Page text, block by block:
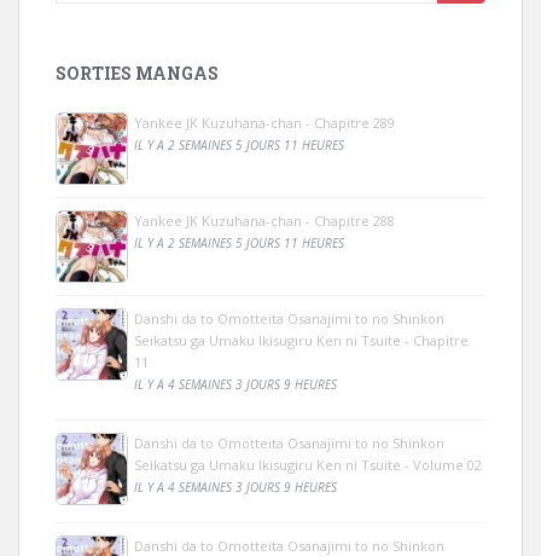
SORTIES MANGAS
Yankee JK Kuzuhana-chan - Chapitre 289
IL Y A 2 SEMAINES 5 JOURS 11 HEURES
Yankee JK Kuzuhana-chan - Chapitre 288
IL Y A 2 SEMAINES 5 JOURS 11 HEURES
Danshi da to Omotteita Osanajimi to no Shinkon
Seikatsu ga Umaku Ikisugiru Ken ni Tsuite - Chapitre
11
IL Y A 4 SEMAINES 3 JOURS 9 HEURES
Danshi da to Omotteita Osanajimi to no Shinkon
Seikatsu ga Umaku Ikisugiru Ken ni Tsuite - Volume 02
IL Y A 4 SEMAINES 3 JOURS 9 HEURES
Danshi da to Omotteita Osanajimi to no Shinkon